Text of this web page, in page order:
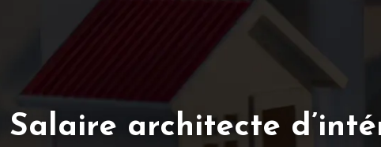
Salaire architecte